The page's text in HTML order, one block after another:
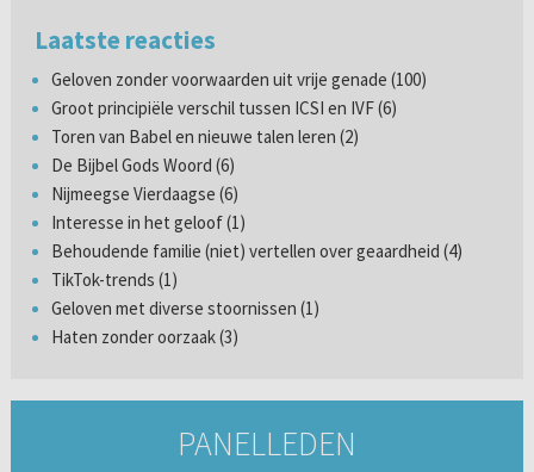
Laatste reacties
Geloven zonder voorwaarden uit vrije genade (100)
Groot principiële verschil tussen ICSI en IVF (6)
Toren van Babel en nieuwe talen leren (2)
De Bijbel Gods Woord (6)
Nijmeegse Vierdaagse (6)
Interesse in het geloof (1)
Behoudende familie (niet) vertellen over geaardheid (4)
TikTok-trends (1)
Geloven met diverse stoornissen (1)
Haten zonder oorzaak (3)
PANELLEDEN